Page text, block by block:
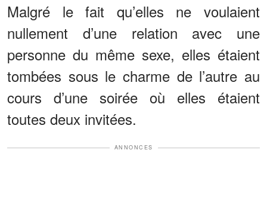
Malgré le fait qu’elles ne voulaient
nullement d’une relation avec une
personne du même sexe, elles étaient
tombées sous le charme de l’autre au
cours d’une soirée où elles étaient
toutes deux invitées.
ANNONCES